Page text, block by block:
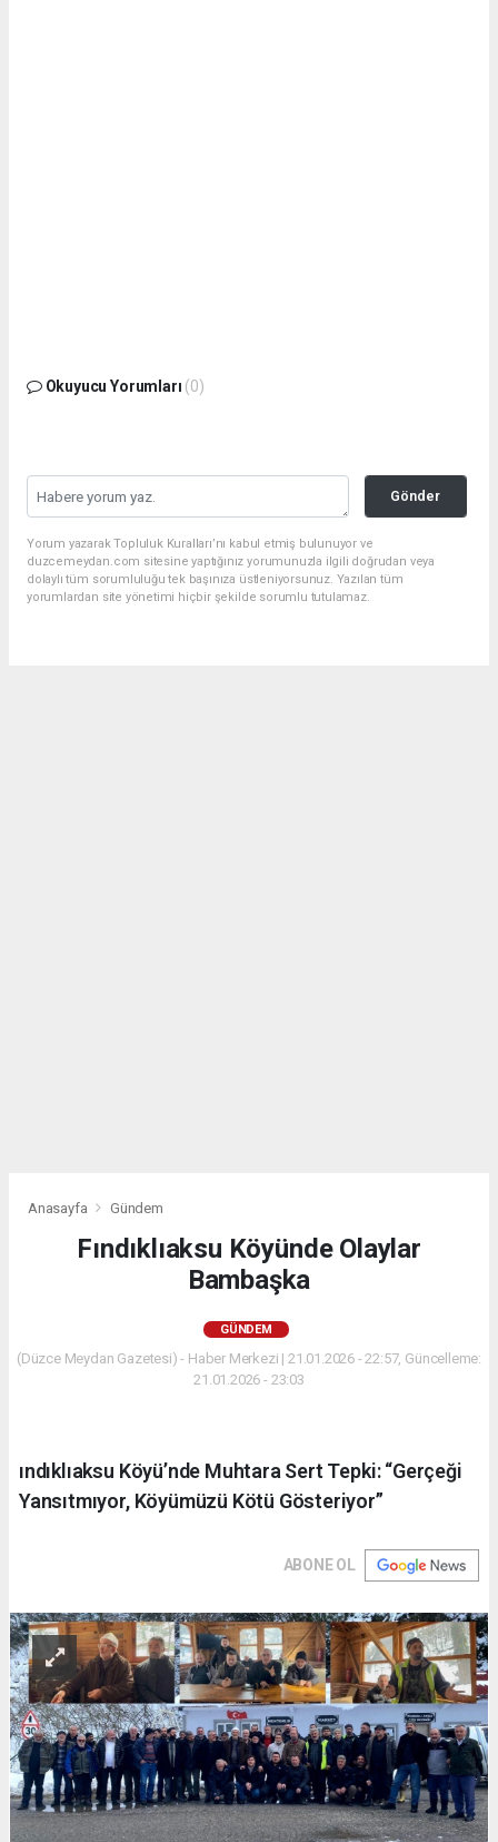
Okuyucu Yorumları (0)
Gönder
Yorum yazarak Topluluk Kuralları’nı kabul etmiş bulunuyor ve
duzcemeydan.com sitesine yaptığınız yorumunuzla ilgili doğrudan veya
dolaylı tüm sorumluluğu tek başınıza üstleniyorsunuz. Yazılan tüm
yorumlardan site yönetimi hiçbir şekilde sorumlu tutulamaz.
Anasayfa Gündem
Fındıklıaksu Köyünde Olaylar
Bambaşka
GÜNDEM
(Düzce Meydan Gazetesi) - Haber Merkezi | 21.01.2026 - 22:57, Güncelleme:
21.01.2026 - 23:03
ındıklıaksu Köyü’nde Muhtara Sert Tepki: “Gerçeği
Yansıtmıyor, Köyümüzü Kötü Gösteriyor”
ABONE OL